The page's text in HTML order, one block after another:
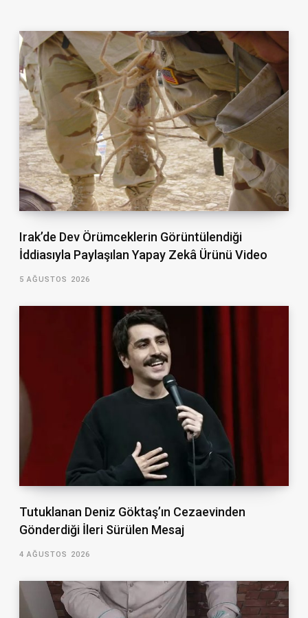
Irak’de Dev Örümceklerin Görüntülendiği
İddiasıyla Paylaşılan Yapay Zekâ Ürünü Video
5 AĞUSTOS 2026
Tutuklanan Deniz Göktaş’ın Cezaevinden
Gönderdiği İleri Sürülen Mesaj
4 AĞUSTOS 2026